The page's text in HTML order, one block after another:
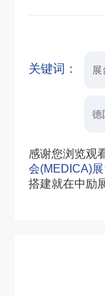
关键词： 展
德
感谢您浏览观
会(MEDICA)
搭建就在中励